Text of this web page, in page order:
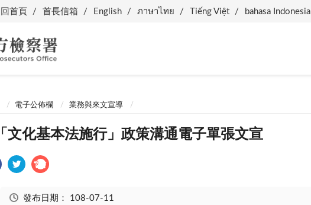
回首頁 首長信箱 English ภาษาไทย Tiếng Việt bahasa Indonesia
電子公佈欄 業務與來文宣導
「文化基本法施行」政策溝通電子單張文宣
發布日期： 108-07-11